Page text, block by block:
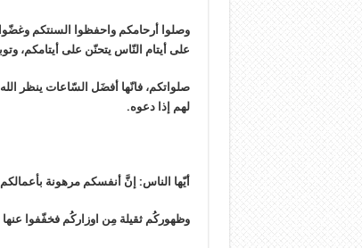
وصلوا أرحامكم واحفظوا السنتكم وغضّوا
على أيتام النّاس يتحنّن على أيتامكم،
صلواتكم، فانّها أفضَل السّاعات ينظر
لهم إذا دعوه.
أيّها الناس: إنَّ أنفسكم مرهونة
وظهوركُم ثقيلة مِن اوزاركُم فخفّفوا